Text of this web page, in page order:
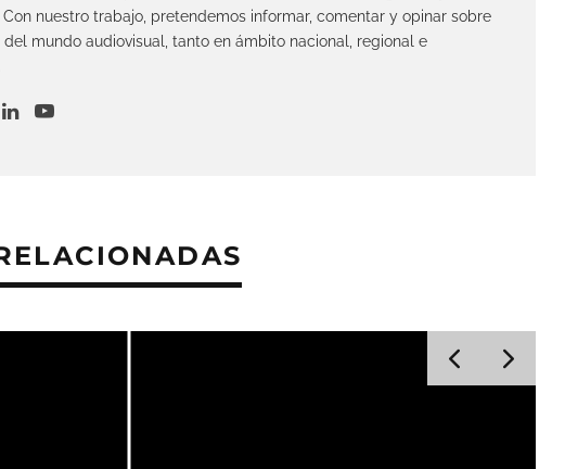
nuestro trabajo, pretendemos informar, comentar y opinar sobre
mundo audiovisual, tanto en ámbito nacional, regional e